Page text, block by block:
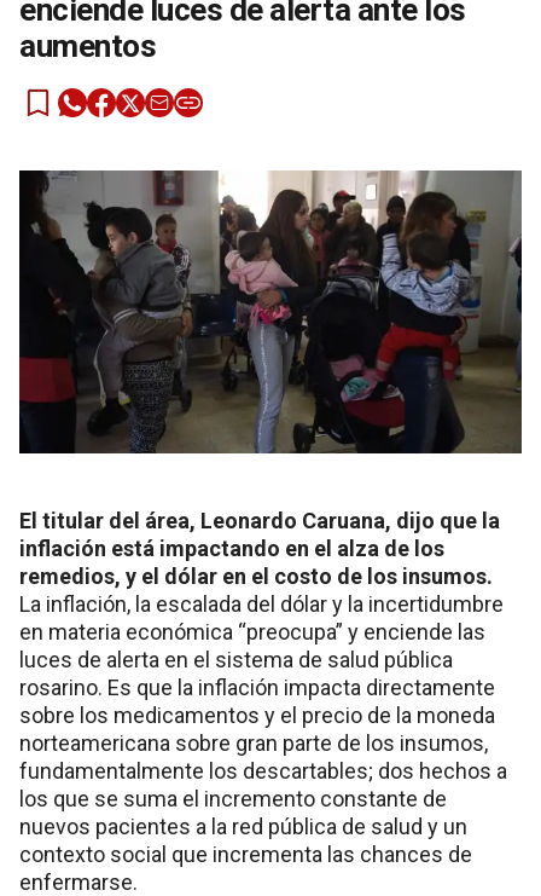
enciende luces de alerta ante los
aumentos
El titular del área, Leonardo Caruana, dijo que la
inflación está impactando en el alza de los
remedios, y el dólar en el costo de los insumos.
La inflación, la escalada del dólar y la incertidumbre
en materia económica “preocupa” y enciende las
luces de alerta en el sistema de salud pública
rosarino. Es que la inflación impacta directamente
sobre los medicamentos y el precio de la moneda
norteamericana sobre gran parte de los insumos,
fundamentalmente los descartables; dos hechos a
los que se suma el incremento constante de
nuevos pacientes a la red pública de salud y un
contexto social que incrementa las chances de
enfermarse.